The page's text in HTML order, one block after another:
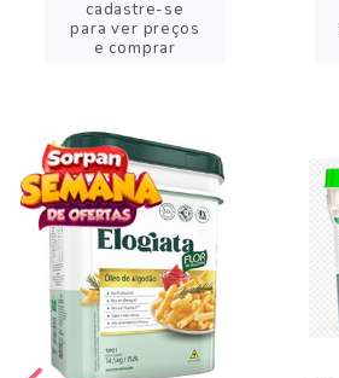
cadastre-se
para ver preços
e comprar